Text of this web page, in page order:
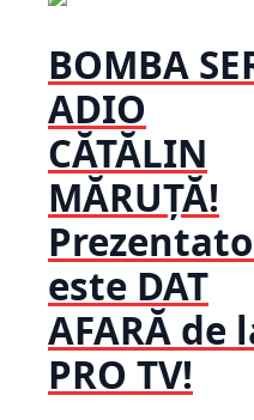
BOMBA
ADIO
CĂTĂLIN
MĂRUȚĂ!
este DAT
AFARĂ de
PRO TV!